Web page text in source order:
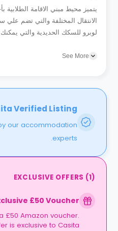
يتميز محيط مبني الاقامة الطلابية
الانتقال المختلفة والتي تضم
See More
Verified Listing
our accommodation
experts.
EXCLUSIVE OFFERS (1)
£50 Voucher
£50 Amazon voucher.
is exclusive to Casita.